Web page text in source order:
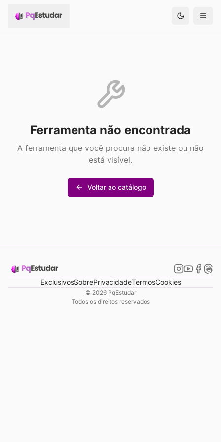
Ferramenta não encontrada
A ferramenta que você procura não existe ou não
está visível.
Voltar ao catálogo
ExclusivosSobrePrivacidadeTermosCookies
© 2026PqEstudar
Todos os direitos reservados